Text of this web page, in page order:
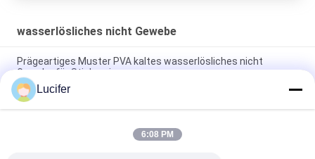
wasserlösliches nicht Gewebe
Prägeartiges Muster PVA kaltes wasserlösliches nicht
Gewebe für Stickerei
Prägeartiges kaltes wasserlösliches Gewebe, 100% PVA
Stickerei-Schutzträger
wasserlösliches nicht Gewebe 30gsm/Auflösungsstickerei-
Lucifer
6:08 PM